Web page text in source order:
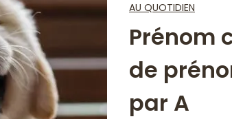
AU QUOTIDIEN
Prénom
de
par A